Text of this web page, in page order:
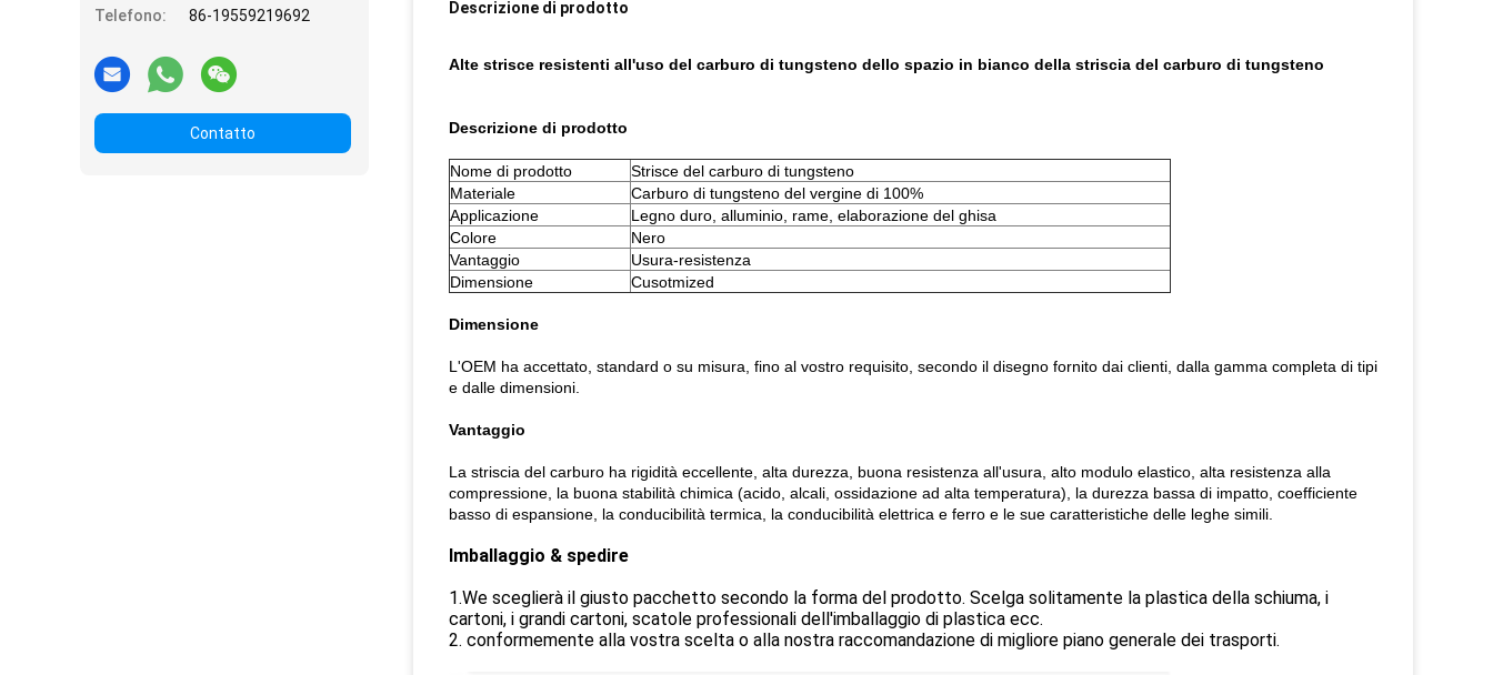
Telefono:
86-19559219692
Contatto
Descrizione di prodotto
Alte strisce resistenti all'uso del carburo di tungsteno dello spazio in bianco della striscia del carburo di tungsteno
Descrizione di prodotto
Nome di prodotto
Strisce del carburo di tungsteno
Materiale
Carburo di tungsteno del vergine di 100%
Applicazione
Legno duro, alluminio, rame, elaborazione del ghisa
Colore
Nero
Vantaggio
Usura-resistenza
Dimensione
Cusotmized
Dimensione
L'OEM ha accettato, standard o su misura, fino al vostro requisito, secondo il disegno fornito dai clienti, dalla gamma completa di tipi
e dalle dimensioni.
Vantaggio
La striscia del carburo ha rigidità eccellente, alta durezza, buona resistenza all'usura, alto modulo elastico, alta resistenza alla
compressione, la buona stabilità chimica (acido, alcali, ossidazione ad alta temperatura), la durezza bassa di impatto, coefficiente
basso di espansione, la conducibilità termica, la conducibilità elettrica e ferro e le sue caratteristiche delle leghe simili.
Imballaggio & spedire
1.We sceglierà il giusto pacchetto secondo la forma del prodotto. Scelga solitamente la plastica della schiuma, i
cartoni, i grandi cartoni, scatole professionali dell'imballaggio di plastica ecc.
2. conformemente alla vostra scelta o alla nostra raccomandazione di migliore piano generale dei trasporti.